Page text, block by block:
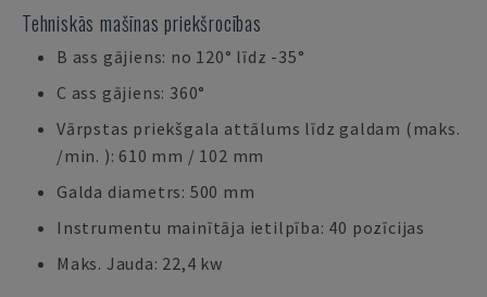
Tehniskās mašīnas priekšrocības
B ass gājiens: no 120° līdz -35°
C ass gājiens: 360°
Vārpstas priekšgala attālums līdz galdam (maks.
/min. ): 610 mm / 102 mm
Galda diametrs: 500 mm
Instrumentu mainītāja ietilpība: 40 pozīcijas
Maks. Jauda: 22,4 kw